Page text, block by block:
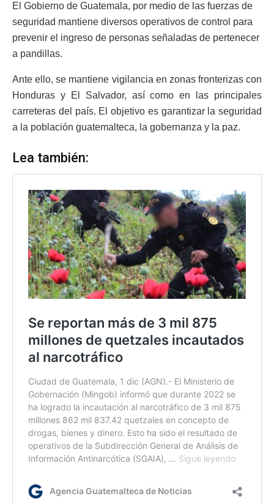
El Gobierno de Guatemala, por medio de las fuerzas de
seguridad mantiene diversos operativos de control para
prevenir el ingreso de personas señaladas de pertenecer
a pandillas.
Ante ello, se mantiene vigilancia en zonas fronterizas con
Honduras y El Salvador, así como en las principales
carreteras del país. El objetivo es garantizar la seguridad
a la población guatemalteca, la gobernanza y la paz.
Lea también: